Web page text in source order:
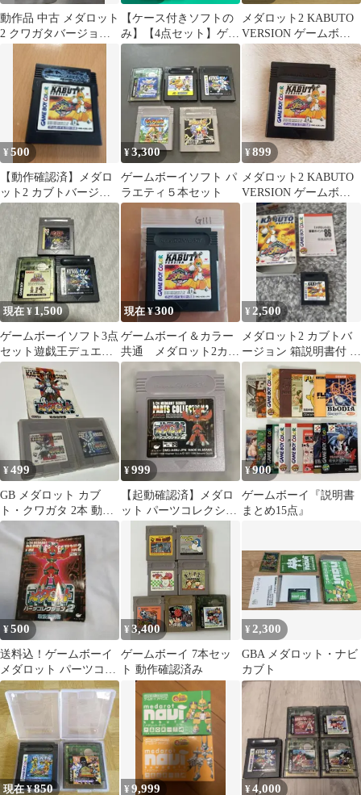
動作品 中古 メダロット
2 クワガタバージョン
ゲームボーイソフト
【ケース付きソフトの
み】【4点セット】ゲー
ムボーイ メダロット カ
ブトバージョン ゲーム
ボーイカラー メダロッ
ト2 クワガタバージョ
ン メダロット2 パーツ
コレクション メダロッ
ト3 クワガタバージョ
ン GB GBC
メダロット2 KABUTO
VERSION ゲームボー
イカラー 動作確認済
¥500
【動作確認済】メダロ
ット2 カブトバージョ
ン ゲームボーイソフト
¥3,300
ゲームボーイソフト パ
ラエティ５本セット
¥899
メダロット2 KABUTO
VERSION ゲームボー
イ GB
現在 ¥ 1,500
ゲームボーイソフト3点
セット遊戯王デュエル
モンスターズDX人生ゲ
ームメダロット2
現在 ¥300
ゲームボーイ＆カラー
共通 メダロット2カブ
トバージョン
¥ 2,500
メダロット2 カブトバ
ージョン 箱説明書付 セ
ーブ可 GB/GBC
¥499
GB メダロット カブ
ト・クワガタ 2本 動作
未確認
¥999
【起動確認済】メダロ
ット パーツコレクショ
ン2 ゲームボーイ ソフ
ト ケース付
¥900
ゲームボーイ『説明書
まとめ15点』
¥500
送料込！ゲームボーイ
メダロット パーツコレ
クション2取扱説明書の
み
¥3,400
ゲームボーイ 7本セッ
ト 動作確認済み
¥2,300
GBA メダロット・ナビ
カブト
現在 ¥850 ¥9,999 ¥4,000